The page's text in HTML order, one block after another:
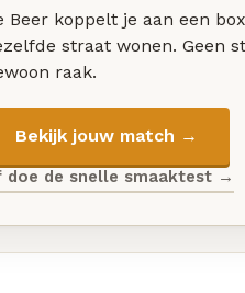
Beer koppelt je aan een
straat wonen. Geen
raak.
Bekijk jouw match →
doe de snelle smaaktest →